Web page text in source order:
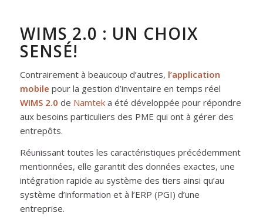
WIMS 2.0 : UN CHOIX
SENSÉ!
Contrairement à beaucoup d’autres, l’application
mobile pour la gestion d’inventaire en temps réel
WIMS 2.0 de Namtek a été développée pour répondre
aux besoins particuliers des PME qui ont à gérer des
entrepôts.
Réunissant toutes les caractéristiques précédemment
mentionnées, elle garantit des données exactes, une
intégration rapide au système des tiers ainsi qu’au
système d’information et à l’ERP (PGI) d’une
entreprise.